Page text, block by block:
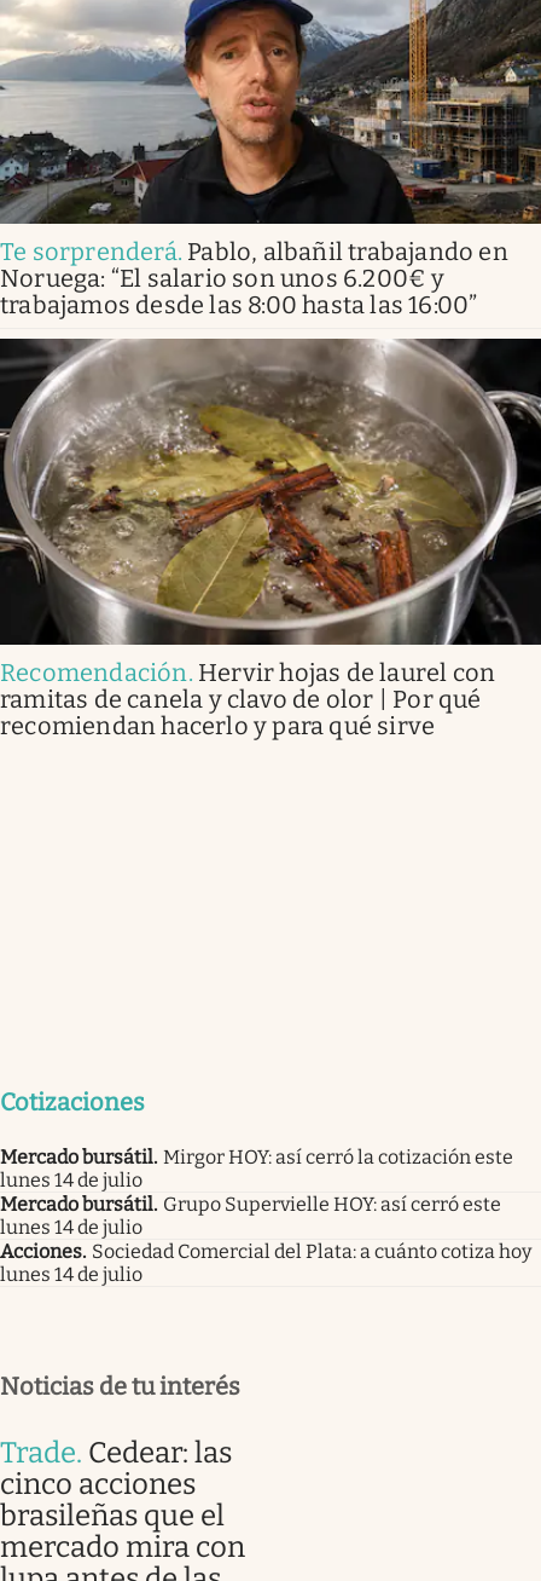
Te sorprenderá. Pablo, albañil trabajando en
Noruega: “El salario son unos 6.200€ y
trabajamos desde las 8:00 hasta las 16:00”
Recomendación. Hervir hojas de laurel con
ramitas de canela y clavo de olor | Por qué
recomiendan hacerlo y para qué sirve
Cotizaciones
Mercado bursátil. Mirgor HOY: así cerró la cotización este
lunes 14 de julio
Mercado bursátil. Grupo Supervielle HOY: así cerró este
lunes 14 de julio
Acciones. Sociedad Comercial del Plata: a cuánto cotiza hoy
lunes 14 de julio
Noticias de tu interés
Trade. Cedear: las
cinco acciones
brasileñas que el
mercado mira con